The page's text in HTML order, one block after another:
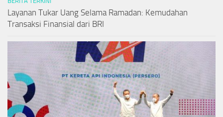
Layanan Tukar Uang Selama Ramadan: Kemudahan
Transaksi Finansial dari BRI